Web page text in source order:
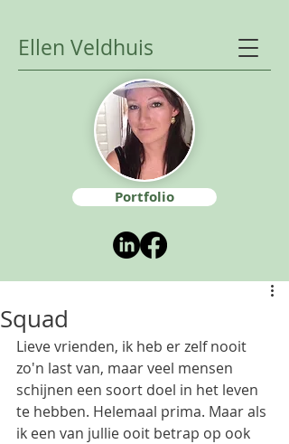
Ellen Veldhuis
Portfolio
Squad
Lieve vrienden, ik heb er zelf nooit
zo'n last van, maar veel mensen
schijnen een soort doel in het leven
te hebben. Helemaal prima. Maar als
ik een van jullie ooit betrap op ook